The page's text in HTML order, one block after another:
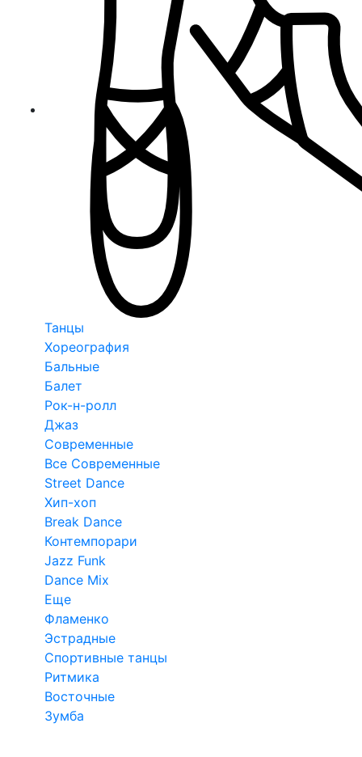
Танцы
Хореография
Бальные
Балет
Рок-н-ролл
Джаз
Современные
Все Современные
Street Dance
Хип-хоп
Break Dance
Контемпорари
Jazz Funk
Dance Mix
Еще
Фламенко
Эстрадные
Спортивные танцы
Ритмика
Восточные
Зумба